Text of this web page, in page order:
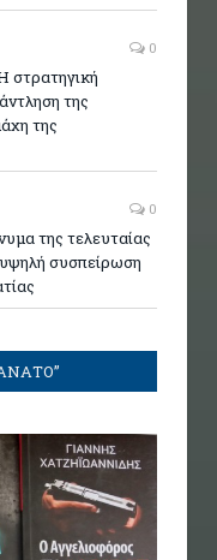
0
στρατηγική
της
της
0
της τελευταίας
συσπείρωση